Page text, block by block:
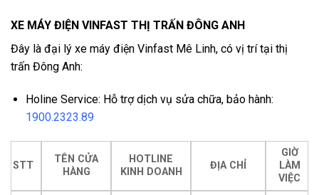
XE MÁY ĐIỆN VINFAST THỊ TRẤN ĐÔNG ANH
Đây là đại lý xe máy điện Vinfast Mê Linh, có vị trí tại thị
trấn Đông Anh:
Holine Service: Hỗ trợ dịch vụ sửa chữa, bảo hành:
1900.2323.89
STT
TÊN CỬA
HÀNG
HOTLINE
KINH DOANH
ĐỊA CHỈ
GIỜ
LÀM
VIỆC